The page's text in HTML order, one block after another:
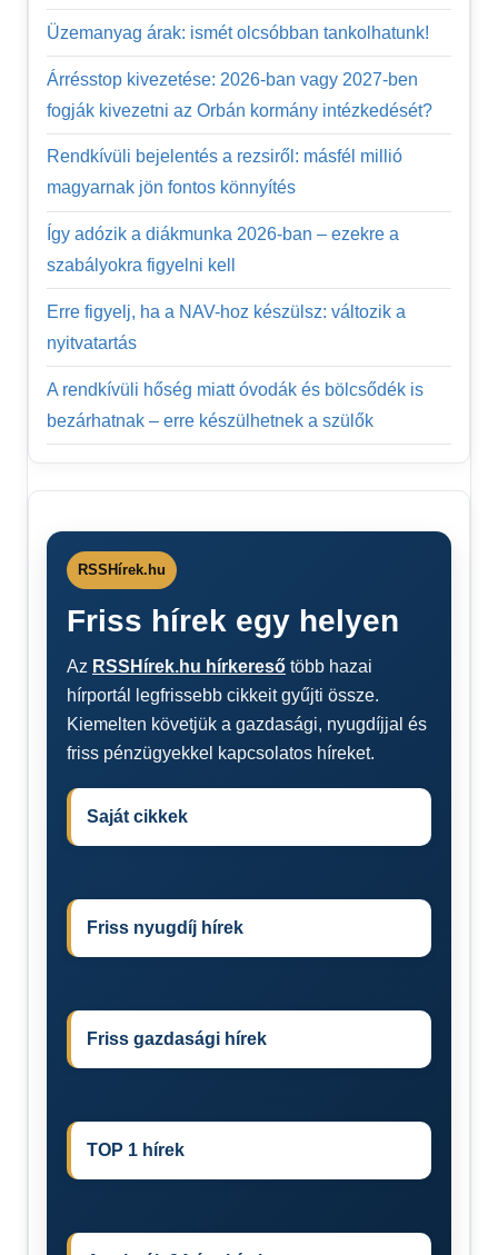
Üzemanyag árak: ismét olcsóbban tankolhatunk!
Árrésstop kivezetése: 2026-ban vagy 2027-ben
fogják kivezetni az Orbán kormány intézkedését?
Rendkívüli bejelentés a rezsiről: másfél millió
magyarnak jön fontos könnyítés
Így adózik a diákmunka 2026-ban – ezekre a
szabályokra figyelni kell
Erre figyelj, ha a NAV-hoz készülsz: változik a
nyitvatartás
A rendkívüli hőség miatt óvodák és bölcsődék is
bezárhatnak – erre készülhetnek a szülők
RSSHírek.hu
Friss hírek egy helyen
Az RSSHírek.hu hírkereső több hazai
hírportál legfrissebb cikkeit gyűjti össze.
Kiemelten követjük a gazdasági, nyugdíjjal és
friss pénzügyekkel kapcsolatos híreket.
Saját cikkek
Friss nyugdíj hírek
Friss gazdasági hírek
TOP 1 hírek